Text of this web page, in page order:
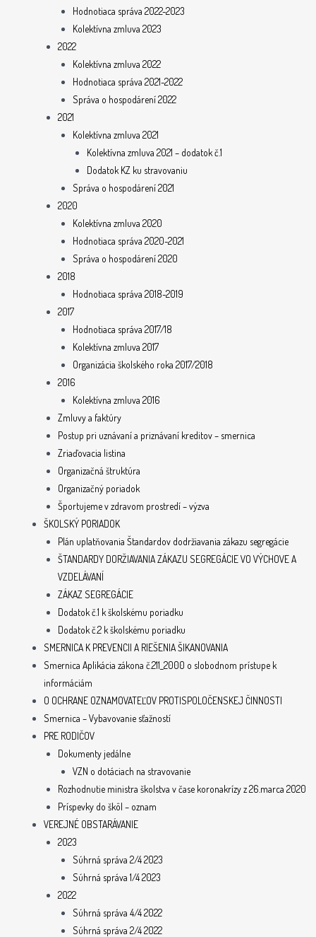
Hodnotiaca správa 2022-2023
Kolektívna zmluva 2023
2022
Kolektívna zmluva 2022
Hodnotiaca správa 2021-2022
Správa o hospodárení 2022
2021
Kolektívna zmluva 2021
Kolektívna zmluva 2021 – dodatok č.1
Dodatok KZ ku stravovaniu
Správa o hospodárení 2021
2020
Kolektívna zmluva 2020
Hodnotiaca správa 2020-2021
Správa o hospodárení 2020
2018
Hodnotiaca správa 2018-2019
2017
Hodnotiaca správa 2017/18
Kolektívna zmluva 2017
Organizácia školského roka 2017/2018
2016
Kolektívna zmluva 2016
Zmluvy a faktúry
Postup pri uznávaní a priznávaní kreditov – smernica
Zriaďovacia listina
Organizačná štruktúra
Organizačný poriadok
Športujeme v zdravom prostredí – výzva
ŠKOLSKÝ PORIADOK
Plán uplatňovania Štandardov dodržiavania zákazu segregácie
ŠTANDARDY DORŽIAVANIA ZÁKAZU SEGREGÁCIE VO VÝCHOVE A
VZDELÁVANÍ
ZÁKAZ SEGREGÁCIE
Dodatok č.1 k školskému poriadku
Dodatok č.2 k školskému poriadku
SMERNICA K PREVENCII A RIEŠENIA ŠIKANOVANIA
Smernica Aplikácia zákona č.211_2000 o slobodnom prístupe k
informáciám
O OCHRANE OZNAMOVATEĽOV PROTISPOLOČENSKEJ ČINNOSTI
Smernica – Vybavovanie sťažností
PRE RODIČOV
Dokumenty jedálne
VZN o dotáciach na stravovanie
Rozhodnutie ministra školstva v čase koronakrízy z 26.marca 2020
Príspevky do škôl – oznam
VEREJNÉ OBSTARÁVANIE
2023
Súhrná správa 2/4 2023
Súhrná správa 1/4 2023
2022
Súhrná správa 4/4 2022
Súhrná správa 2/4 2022